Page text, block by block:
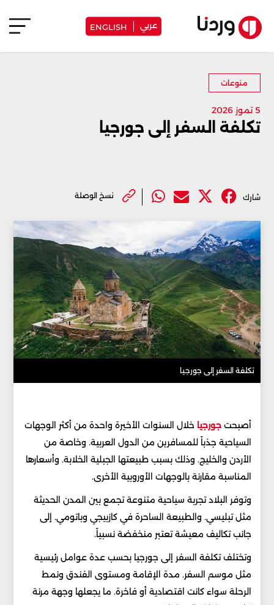
عربي ENGLISH
منوعات
5 تموز 2026
تكلفة السفر إلى جورجيا
شارك نسخ الوصلة
تكلفة السفر إلى جورجيا
أصبحت جورجياخلال السنوات الأخيرة واحدة من أكثر الوجهات
السياحية جذباً للمسافرين من الدول العربية. وخاصة من
الأردن والخليج. وذلك بسبب طبيعتها الجبلية الخلابة. وأسعارها
المناسبة مقارنة بالوجهات الأوروبية الأخرى.
وتوفر البلاد تجربة سياحية متنوعة تجمع بين المدن الحديثة
مثل تبليسي. والطبيعة الساحرة في كازبيجي وباتومي. إلى
جانب تكاليف معيشة تعتبر منخفضة نسبياً.
وتختلف تكلفة السفر إلى جورجيا بحسب عدة عوامل رئيسية
مثل موسم السفر. مدة الإقامة ومستوى الفندق ونمط
الرحلة سواء كانت اقتصادية أو فاخرة. ما يجعلها وجهة مرنة